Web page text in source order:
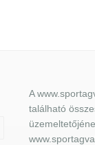
A
található